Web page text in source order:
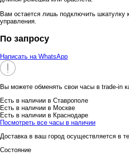
Вам остается лишь подключить шкатулку
управления.
По запросу
Написать на WhatsApp
Вы можете обменять свои часы в trade-in
Есть в наличии в Ставрополе
Есть в наличии в Москве
Есть в наличии в Краснодаре
Посмотреть все часы в наличии
Доставка в ваш город осуществляется в
Состояние